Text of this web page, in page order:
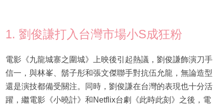
1. 劉俊謙打入台灣市場小S成狂粉
電影《九龍城寨之圍城》上映後引起熱議，劉俊謙飾演刀手
信一，與林峯、鬍子彤和張文傑聯手對抗伍允龍，無論造型
還是演技都備受關注。同時，劉俊謙在台灣的表現也十分活
躍，繼電影《小曉計》和Netflix台劇《此時此刻》之後，電